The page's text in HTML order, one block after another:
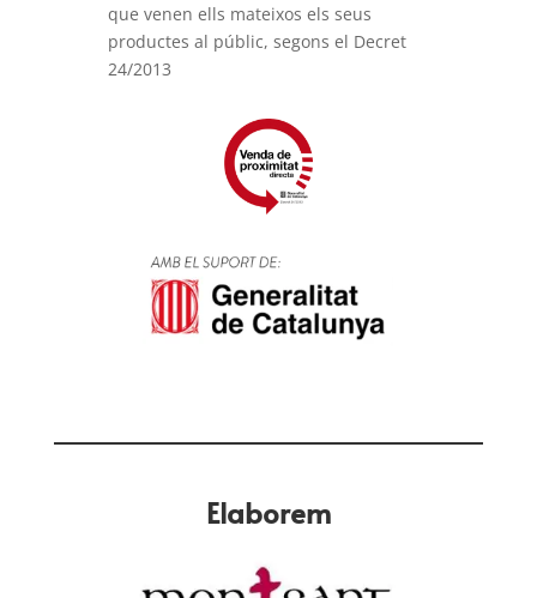
que venen ells mateixos els seus
productes al públic, segons el Decret
24/2013
Elaborem